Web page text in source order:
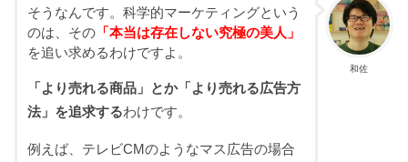
和佐
そうなんです。科学的マーケティングという
のは、その「本当は存在しない究極の美人」
を追い求めるわけですよ。
「より売れる商品」とか「より売れる広告方
法」を追求するわけです。
例えば、テレビCMのようなマス広告の場合